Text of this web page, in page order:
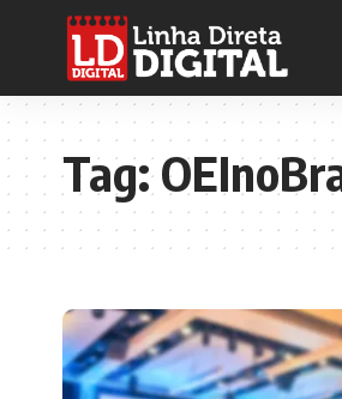
Tag: